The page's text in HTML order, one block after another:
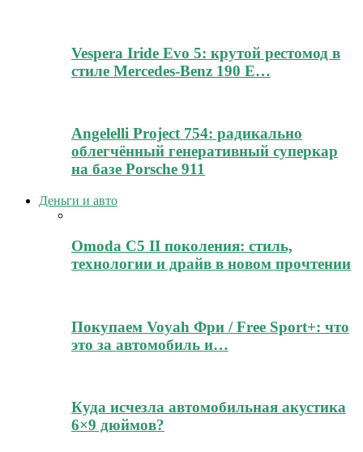
Vespera Iride Evo 5: крутой рестомод в
стиле Mercedes-Benz 190 E…
Angelelli Project 754: радикально
облегчённый генеративный суперкар
на базе Porsche 911
Деньги и авто
Omoda C5 II поколения: стиль,
технологии и драйв в новом прочтении
Покупаем Voyah Фри / Free Sport+: что
это за автомобиль и…
Куда исчезла автомобильная акустика
6×9 дюймов?